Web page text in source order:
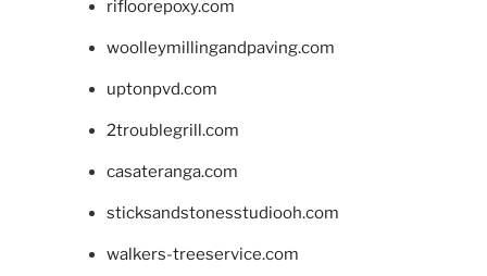
rifloorepoxy.com
woolleymillingandpaving.com
uptonpvd.com
2troublegrill.com
casateranga.com
sticksandstonesstudiooh.com
walkers-treeservice.com